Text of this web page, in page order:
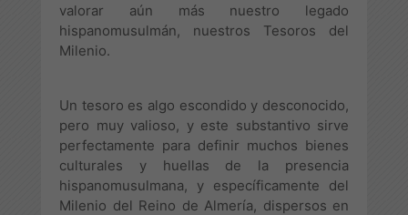
valorar aún más nuestro legado
hispanomusulmán, nuestros Tesoros del
Milenio.
Un tesoro es algo escondido y desconocido,
pero muy valioso, y este substantivo sirve
perfectamente para definir muchos bienes
culturales y huellas de la presencia
hispanomusulmana, y específicamente del
Milenio del Reino de Almería, dispersos en